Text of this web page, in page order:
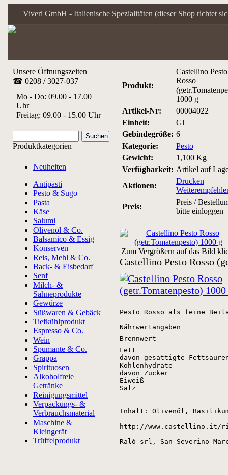
Viveri GmbH - Italienische Spezialitäten (dieser Shop richtet
Unsere Öffnungszeiten
☎ 0208 / 3027-037
Mo - Do: 09.00 - 17.00
Uhr
Freitag: 09.00 - 15.00 Uhr
Produktkategorien
Neuheiten
Antipasti
Pesto & Sugo
Pasta
Käse
Salumi
Olivenöl & Co.
Balsamico & Essig
Konserven
Reis, Mehl & Co.
Back- & Eisbedarf
Senf
Milch- &
Sahneprodukte
Gewürze
Süßwaren & Gebäck
Tiefkühlprodukt
Espresso & Co.
Wein
Spumante & Co.
Grappa
Spirituosen
Alkoholfreie
Getränke
Reinigungsmittel
Verpackungs- &
Verbrauchsmaterial
Maschine &
Kleingerät
Trüffelprodukt
Produkt:
Castellino Pesto
Rosso
1000 g
Artikel-Nr:
00004022
Einheit:
Gl
Gebindegröße: 6
Kategorie:
Pesto
Gewicht:
1,100 Kg
Verfügbarkeit: Artikel auf
Aktionen:
Drucken
Preis:
Preis /
bitte einloggen
Zum Vergrößern auf das Bild
Castellino Pesto Rosso
Pesto Rosso als feine
Nährwertangaben
Brennwert
Fett
davon gesättigte
Kohlenhydrate
davon Zucker
Eiweiß
Salz
Inhalt: Olivenöl,
http://www.castellino.it/
Ralò srl, San Severino